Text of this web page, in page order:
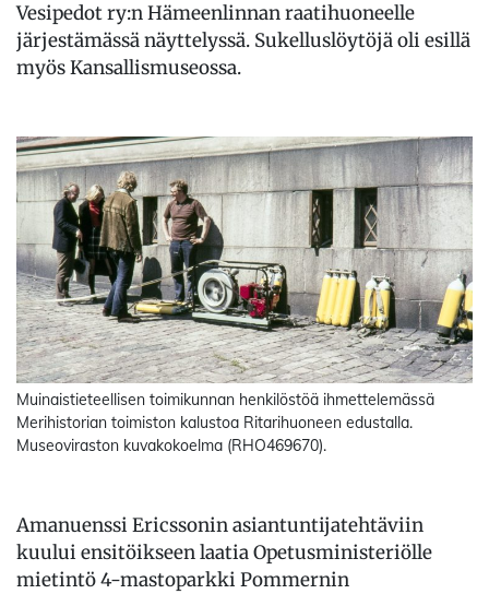
Vesipedot ry:n Hämeenlinnan raatihuoneelle
järjestämässä näyttelyssä. Sukelluslöytöjä oli esillä
myös Kansallismuseossa.
Muinaistieteellisen toimikunnan henkilöstöä ihmettelemässä
Merihistorian toimiston kalustoa Ritarihuoneen edustalla.
Museoviraston kuvakokoelma (RHO469670).
Amanuenssi Ericssonin asiantuntijatehtäviin
kuului ensitöikseen laatia Opetusministeriölle
mietintö 4-mastoparkki Pommernin